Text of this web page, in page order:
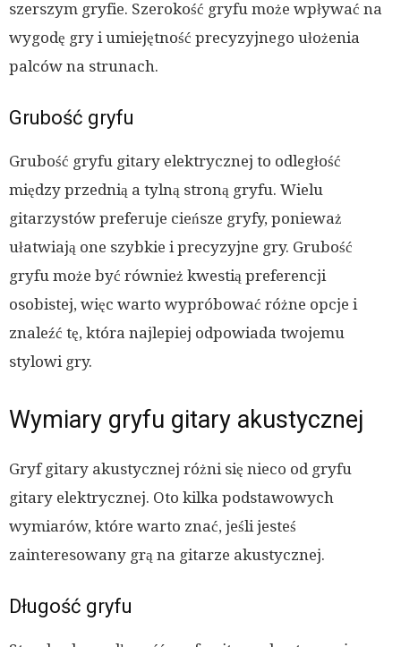
szerszym gryfie. Szerokość gryfu może wpływać na
wygodę gry i umiejętność precyzyjnego ułożenia
palców na strunach.
Grubość gryfu
Grubość gryfu gitary elektrycznej to odległość
między przednią a tylną stroną gryfu. Wielu
gitarzystów preferuje cieńsze gryfy, ponieważ
ułatwiają one szybkie i precyzyjne gry. Grubość
gryfu może być również kwestią preferencji
osobistej, więc warto wypróbować różne opcje i
znaleźć tę, która najlepiej odpowiada twojemu
stylowi gry.
Wymiary gryfu gitary akustycznej
Gryf gitary akustycznej różni się nieco od gryfu
gitary elektrycznej. Oto kilka podstawowych
wymiarów, które warto znać, jeśli jesteś
zainteresowany grą na gitarze akustycznej.
Długość gryfu